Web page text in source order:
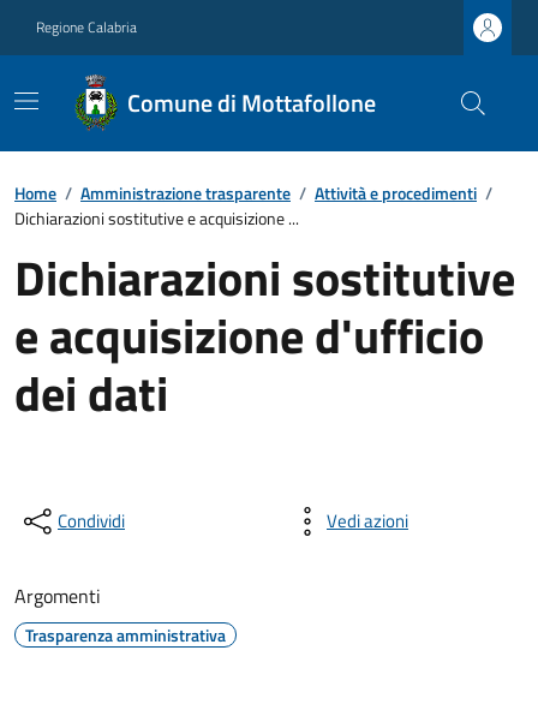
Regione Calabria
Comune di Mottafollone
Home / Amministrazione trasparente / Attività e procedimenti /
Dichiarazioni sostitutive e acquisizione ...
Dichiarazioni sostitutive
e acquisizione d'ufficio
dei dati
Condividi Vedi azioni
Argomenti
Trasparenza amministrativa